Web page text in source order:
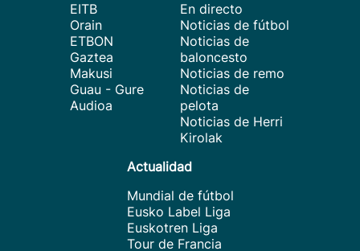
EITB
Orain
ETBON
Gaztea
Makusi
Guau - Gure
Audioa
En directo
Noticias de fútbol
Noticias de
baloncesto
Noticias de remo
Noticias de
pelota
Noticias de Herri
Kirolak
Actualidad
Mundial de fútbol
Eusko Label Liga
Euskotren Liga
Tour de Francia